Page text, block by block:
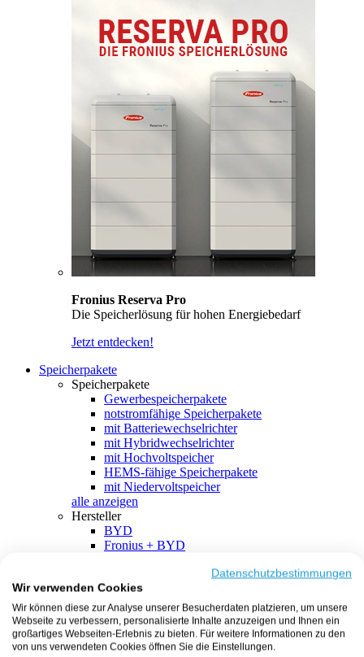
Fronius Reserva Pro
Die Speicherlösung für hohen Energiebedarf
Jetzt entdecken!
Speicherpakete
Speicherpakete
Gewerbespeicherpakete
notstromfähige Speicherpakete
mit Batteriewechselrichter
mit Hybridwechselrichter
mit Hochvoltspeicher
HEMS-fähige Speicherpakete
mit Niedervoltspeicher
alle anzeigen
Hersteller
BYD
Fronius + BYD
SMA + BYD
EcoFlow
EcoFlow + EcoFlow
FENECON
FENECON + FENECON
Datenschutzbestimmungen
Wir verwenden Cookies
Wir können diese zur Analyse unserer Besucherdaten platzieren, um unsere
Webseite zu verbessern, personalisierte Inhalte anzuzeigen und Ihnen ein
großartiges Webseiten-Erlebnis zu bieten. Für weitere Informationen zu den
von uns verwendeten Cookies öffnen Sie die Einstellungen.